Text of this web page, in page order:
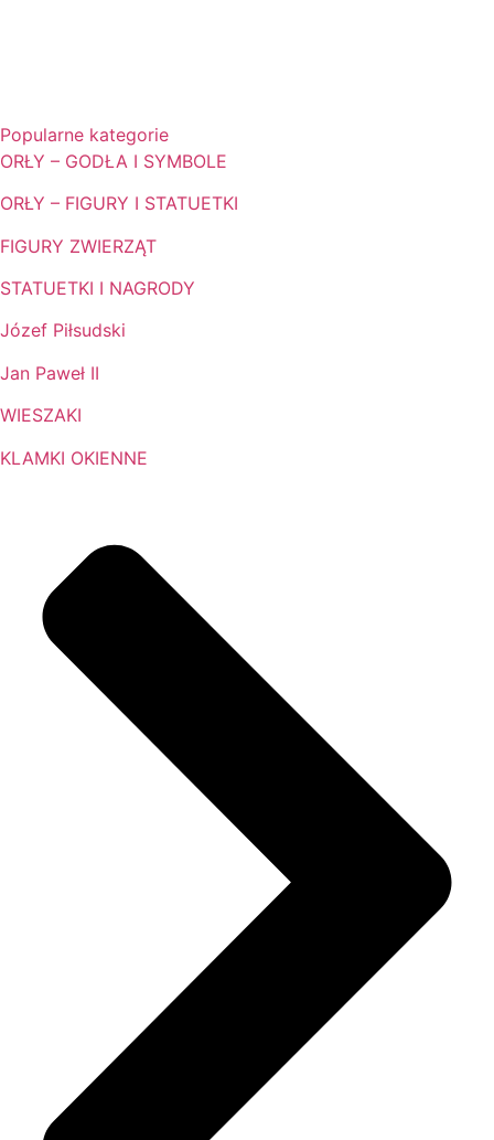
Popularne kategorie
ORŁY – GODŁA I SYMBOLE
ORŁY – FIGURY I STATUETKI
FIGURY ZWIERZĄT
STATUETKI I NAGRODY
Józef Piłsudski
Jan Paweł II
WIESZAKI
KLAMKI OKIENNE